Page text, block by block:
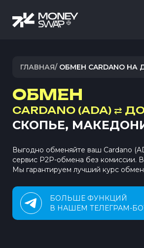
ГЛАВНАЯ/ ОБМЕН CARDANO НА
ОБМЕН
CARDANO (ADA) ⇄
СКОПЬЕ,
Выгодно обменяйте ваш Cardano
сервис P2P-обмена без комиссии.
Мы гарантируем лучший курс
БОЛЬШЕ ФУНКЦИЙ
В НАШЕМ ТЕЛЕГРАМ-